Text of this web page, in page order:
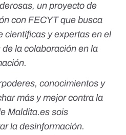
, un proyecto de
con FECYT que busca
científicas y expertas en el
la colaboración en la
conocimientos y
más y mejor contra la
Maldita.es sois
la desinformación.